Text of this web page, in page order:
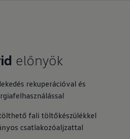
előnyök
rekuperációval és
fali töltőkészülékkel
csatlakozóaljzattal